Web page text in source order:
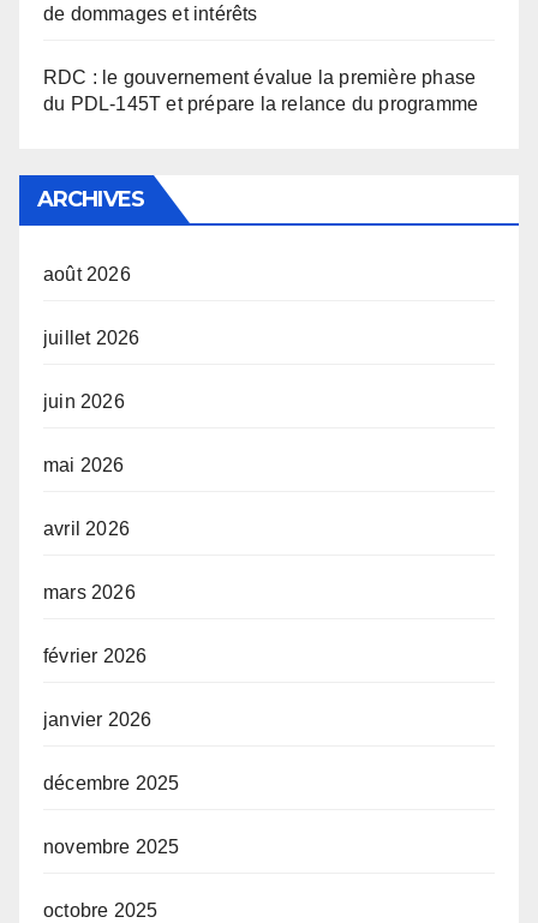
de dommages et intérêts
RDC : le gouvernement évalue la première phase
du PDL-145T et prépare la relance du programme
ARCHIVES
août 2026
juillet 2026
juin 2026
mai 2026
avril 2026
mars 2026
février 2026
janvier 2026
décembre 2025
novembre 2025
octobre 2025